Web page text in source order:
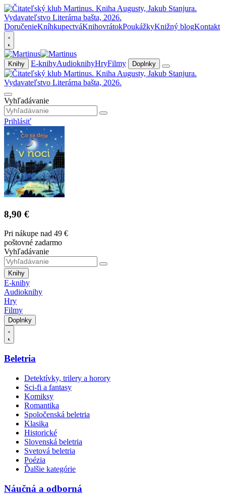
DoručenieKníhkupectváKnihovrátokPoukážkyKnižný blogKontakt
Knihy E-knihyAudioknihyHryFilmy Doplnky
Vyhľadávanie
Prihlásiť
8,90 €
Pri nákupe nad 49 €
poštovné zadarmo
Vyhľadávanie
Knihy
E-knihy
Audioknihy
Hry
Filmy
Doplnky
Beletria
Detektívky, trilery a horory
Sci-fi a fantasy
Komiksy
Romantika
Spoločenská beletria
Klasika
Historické
Slovenská beletria
Svetová beletria
Poézia
Ďalšie kategórie
Náučná a odborná